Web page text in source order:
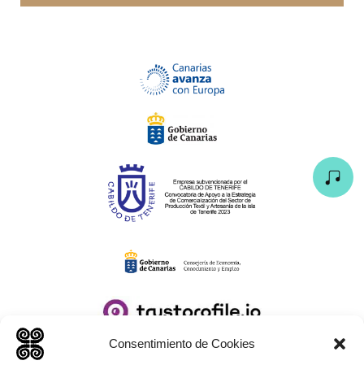
Consentimiento de Cookies